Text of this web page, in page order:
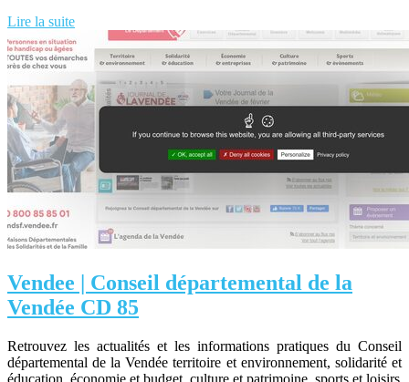
Lire la suite
Vendee | Conseil dépar­te­men­tal de la
Vendée CD 85
Retrouvez les actualités et les informations pratiques du Conseil
départemental de la Vendée territoire et environnement, solidarité et
éducation, économie et budget, culture et patrimoine, sports et loisirs